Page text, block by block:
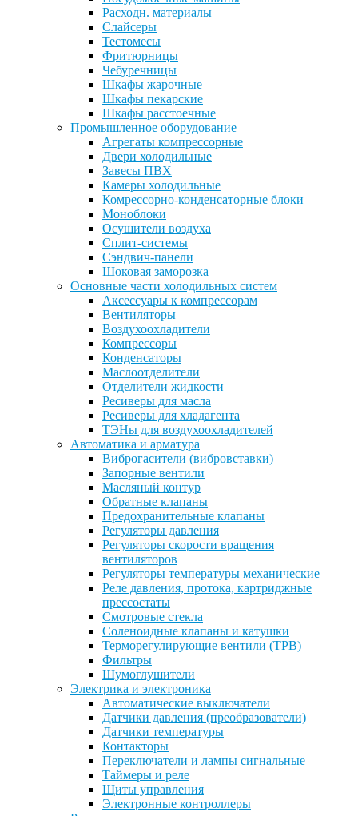
Расходн. материалы
Слайсеры
Тестомесы
Фритюрницы
Чебуречницы
Шкафы жарочные
Шкафы пекарские
Шкафы расстоечные
Промышленное оборудование
Агрегаты компрессорные
Двери холодильные
Завесы ПВХ
Камеры холодильные
Комрессорно-конденсаторные блоки
Моноблоки
Осушители воздуха
Сплит-системы
Сэндвич-панели
Шоковая заморозка
Основные части холодильных систем
Аксессуары к компрессорам
Вентиляторы
Воздухоохладители
Компрессоры
Конденсаторы
Маслоотделители
Отделители жидкости
Ресиверы для масла
Ресиверы для хладагента
ТЭНы для воздухоохладителей
Автоматика и арматура
Виброгасители (вибровставки)
Запорные вентили
Масляный контур
Обратные клапаны
Предохранительные клапаны
Регуляторы давления
Регуляторы скорости вращения
вентиляторов
Регуляторы температуры механические
Реле давления, протока, картриджные
прессостаты
Смотровые стекла
Соленоидные клапаны и катушки
Терморегулирующие вентили (ТРВ)
Фильтры
Шумоглушители
Электрика и электроника
Автоматические выключатели
Датчики давления (преобразователи)
Датчики температуры
Контакторы
Переключатели и лампы сигнальные
Таймеры и реле
Щиты управления
Электронные контроллеры